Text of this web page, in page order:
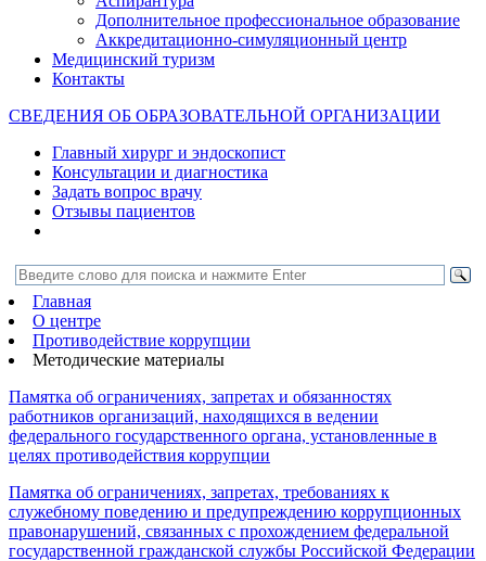
Дополнительное профессиональное образование
Аккредитационно-симуляционный центр
Медицинский туризм
Контакты
СВЕДЕНИЯ ОБ ОБРАЗОВАТЕЛЬНОЙ ОРГАНИЗАЦИИ
Главный хирург и эндоскопист
Консультации и диагностика
Задать вопрос врачу
Отзывы пациентов
Главная
О центре
Противодействие коррупции
Методические материалы
Памятка об ограничениях, запретах и обязанностях
работников организаций, находящихся в ведении
федерального государственного органа, установленные в
целях противодействия коррупции
Памятка об ограничениях, запретах, требованиях к
служебному поведению и предупреждению коррупционных
правонарушений, связанных с прохождением федеральной
государственной гражданской службы Российской Федерации